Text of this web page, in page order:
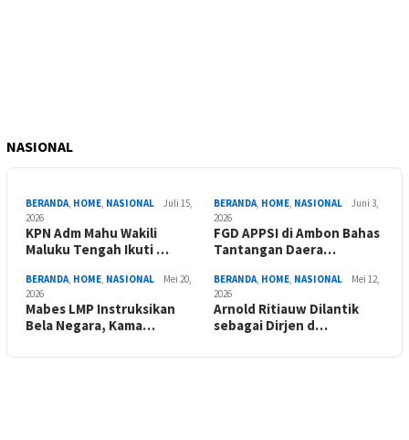
NASIONAL
BERANDA, HOME, NASIONAL
Juli 15,
2026
KPN Adm Mahu Wakili
Maluku Tengah Ikuti …
BERANDA, HOME, NASIONAL
Juni 3,
2026
FGD APPSI di Ambon Bahas
Tantangan Daera…
BERANDA, HOME, NASIONAL
Mei 20,
2026
Mabes LMP Instruksikan
Bela Negara, Kama…
BERANDA, HOME, NASIONAL
Mei 12,
2026
Arnold Ritiauw Dilantik
sebagai Dirjen d…